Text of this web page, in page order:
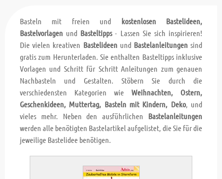
Basteln mit freien und kostenlosen Bastelideen,
Bastelvorlagen und Basteltipps- Lassen Sie sich inspirieren!
Die vielen kreativen Bastelideenund Bastelanleitungensind
gratis zum Herunterladen. Sie enthalten Basteltipps inklusive
Vorlagen und Schritt für Schritt Anleitungen zum genauen
Nachbasteln und Gestalten. Stöbern Sie durch die
verschiedensten Kategorien wie Weihnachten, Ostern,
Geschenkideen, Muttertag, Basteln mit Kindern, Deko, und
vieles mehr. Neben den ausführlichen Bastelanleitungen
werden alle benötigten Bastelartikel aufgelistet, die Sie für die
jeweilige Bastelidee benötigen.